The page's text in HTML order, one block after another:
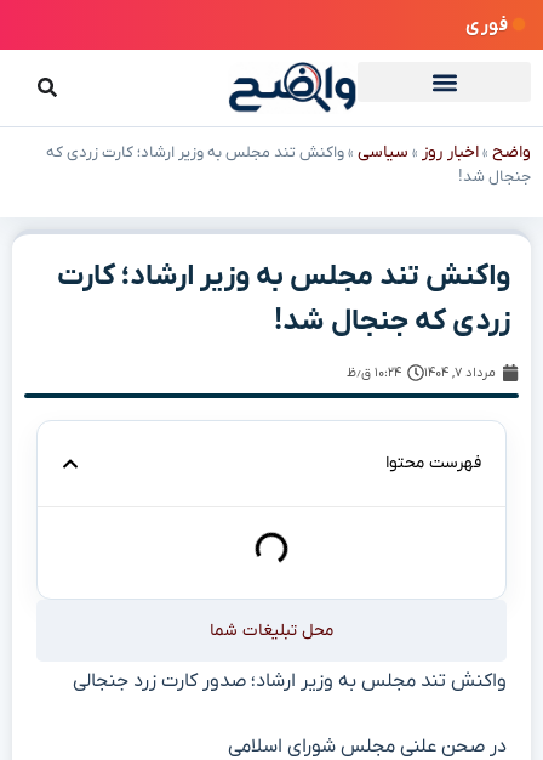
فوری
واضح »اخبار روز » سیاسی »واکنش تند مجلس به وزیر ارشاد؛ کارت زردی که
جنجال شد!
واکنش تند مجلس به وزیر ارشاد؛ کارت
زردی که جنجال شد!
مرداد ۷, ۱۴۰۴ ۱۰:۲۴ ق٫ظ
فهرست محتوا
محل تبلیغات شما
واکنش تند مجلس به وزیر ارشاد؛ صدور کارت زرد جنجالی
در صحن علنی مجلس شورای اسلامی